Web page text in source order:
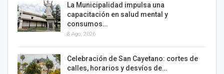
La Municipalidad impulsa una
capacitación en salud mental y
consumos…
8 Ago, 2026
Celebración de San Cayetano: cortes de
calles, horarios y desvíos de…